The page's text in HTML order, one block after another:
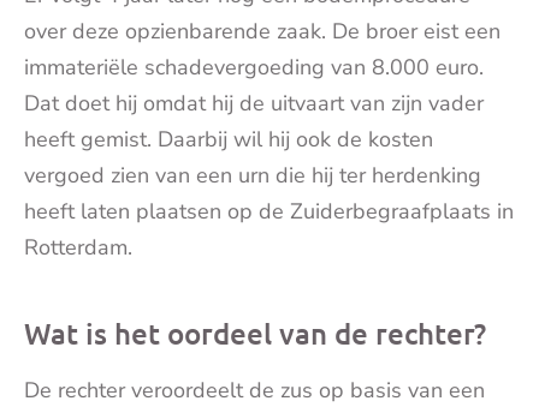
over deze opzienbarende zaak. De broer eist een
immateriële schadevergoeding van 8.000 euro.
Dat doet hij omdat hij de uitvaart van zijn vader
heeft gemist. Daarbij wil hij ook de kosten
vergoed zien van een urn die hij ter herdenking
heeft laten plaatsen op de Zuiderbegraafplaats in
Rotterdam.
Wat is het oordeel van de rechter?
De rechter veroordeelt de zus op basis van een